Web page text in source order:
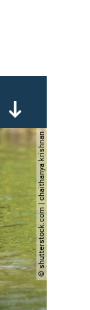
© shutterstock.com | chaithanya krishnan